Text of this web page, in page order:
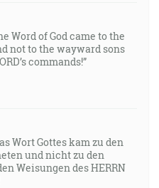
Word of God came to the
not to the wayward sons
commands!”
Wort Gottes kam zu den
und nicht zu den
Weisungen des HERRN